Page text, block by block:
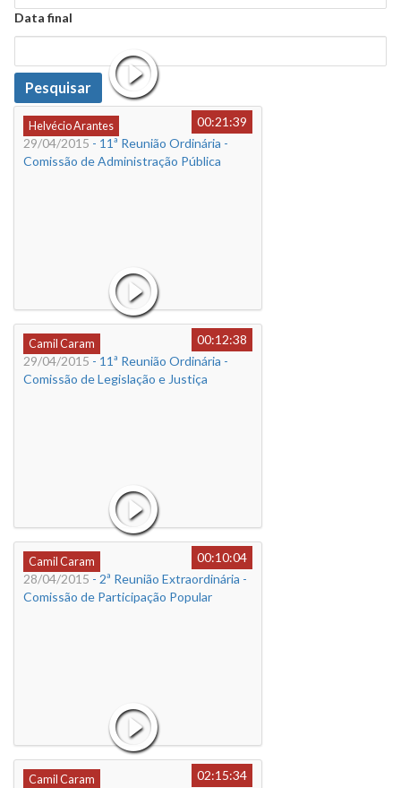
Data
Data final
Data
Pesquisar
Helvécio Arantes
00:21:39
29/04/2015 - 11ª Reunião Ordinária -
Comissão de Administração Pública
Camil Caram
00:12:38
29/04/2015 - 11ª Reunião Ordinária -
Comissão de Legislação e Justiça
Camil Caram
00:10:04
28/04/2015 - 2ª Reunião Extraordinária -
Comissão de Participação Popular
Camil Caram
02:15:34